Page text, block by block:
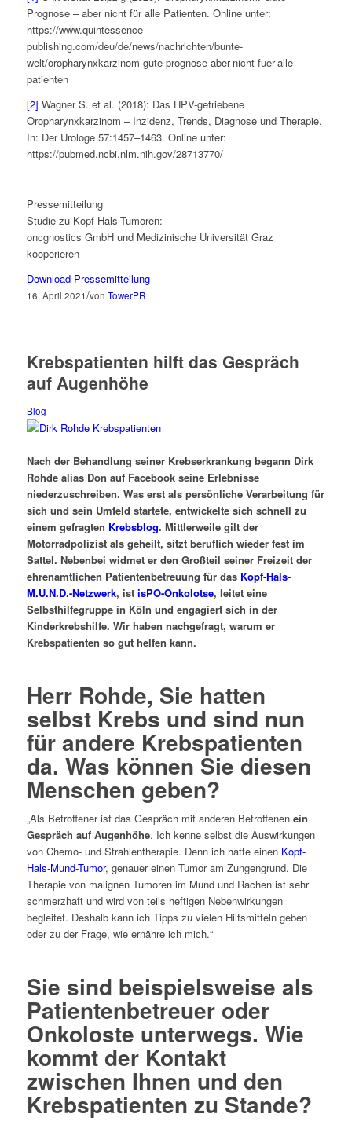
Prognose – aber nicht für alle Patienten. Online unter:
https://www.quintessence-
publishing.com/deu/de/news/nachrichten/bunte-
welt/oropharynxkarzinom-gute-prognose-aber-nicht-fuer-alle-
patienten
[2] Wagner S. et al. (2018): Das HPV-getriebene
Oropharynxkarzinom – Inzidenz, Trends, Diagnose und Therapie.
In: Der Urologe 57:1457–1463. Online unter:
https://pubmed.ncbi.nlm.nih.gov/28713770/
Pressemitteilung
Studie zu Kopf-Hals-Tumoren:
oncgnostics GmbH und Medizinische Universität Graz
kooperieren
Download Pressemitteilung
16. April 2021/von TowerPR
Krebspatienten hilft das Gespräch
auf Augenhöhe
Blog
Nach der Behandlung seiner Krebserkrankung begann Dirk
Rohde alias Don auf Facebook seine Erlebnisse
niederzuschreiben. Was erst als persönliche Verarbeitung für
sich und sein Umfeld startete, entwickelte sich schnell zu
einem gefragten Krebsblog. Mittlerweile gilt der
Motorradpolizist als geheilt, sitzt beruflich wieder fest im
Sattel. Nebenbei widmet er den Großteil seiner Freizeit der
ehrenamtlichen Patientenbetreuung für das Kopf-Hals-
M.U.N.D.-Netzwerk, ist isPO-Onkolotse, leitet eine
Selbsthilfegruppe in Köln und engagiert sich in der
Kinderkrebshilfe. Wir haben nachgefragt, warum er
Krebspatienten so gut helfen kann.
Herr Rohde, Sie hatten
selbst Krebs und sind nun
für andere Krebspatienten
da. Was können Sie diesen
Menschen geben?
„Als Betroffener ist das Gespräch mit anderen Betroffenen ein
Gespräch auf Augenhöhe. Ich kenne selbst die Auswirkungen
von Chemo- und Strahlentherapie. Denn ich hatte einen Kopf-
Hals-Mund-Tumor, genauer einen Tumor am Zungengrund. Die
Therapie von malignen Tumoren im Mund und Rachen ist sehr
schmerzhaft und wird von teils heftigen Nebenwirkungen
begleitet. Deshalb kann ich Tipps zu vielen Hilfsmitteln geben
oder zu der Frage, wie ernähre ich mich.“
Sie sind beispielsweise als
Patientenbetreuer oder
Onkoloste unterwegs. Wie
kommt der Kontakt
zwischen Ihnen und den
Krebspatienten zu Stande?